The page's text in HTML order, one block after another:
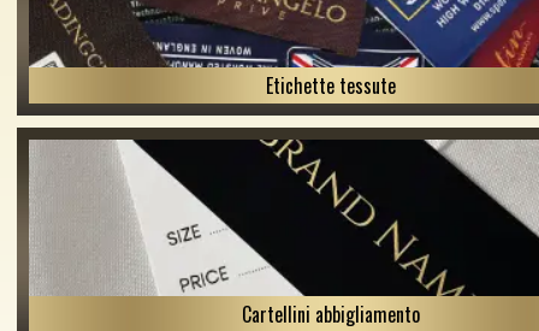
Etichette tessute
Cartellini abbigliamento